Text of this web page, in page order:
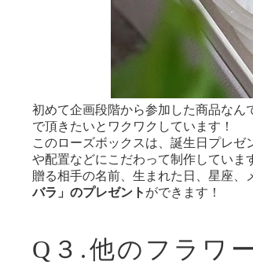
初めて企画段階から参加した商品な
で頂きたいとワクワクしています！
このローズボックスは、誕生日プレ
や配置などにこだわって制作していま
贈る相手の名前、生まれた日、星座、
バラ」のプレゼント ができます！
Q３.他のフラワ